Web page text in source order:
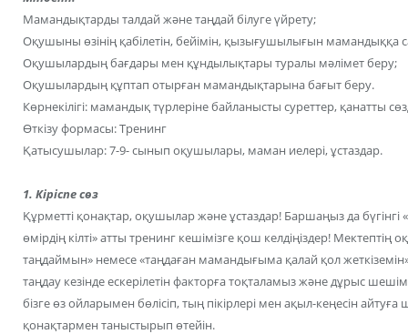
Мамандықтарды талдай және таңдай білуге үйрету;
Оқушыны өзінің қабілетін, бейімін, қызығушылығын мамандыққа
Оқушылардың бағдары мен құндылықтары туралы мәлімет беру;
Оқушылардың құптап отырған мамандықтарына бағыт беру.
Көрнекілігі: мамандық түрлеріне байланысты суреттер, қанатты
Өткізу формасы: Тренинг
Қатысушылар: 7-9- сынып оқушылары, маман иелері, ұстаздар.
1. Кіріспе сөз
Құрметті қонақтар, оқушылар және ұстаздар! Баршаңыз да
өмірдің кілті» атты тренинг кешімізге қош келдіңіздер!
таңдаймын» немесе «таңдаған мамандығыма қалай қол
таңдау кезінде ескерілетін факторға тоқталамыз және дұрыс
бізге өз ойларымен бөлісіп, тың пікірлері мен ақыл-кеңесін
қонақтармен таныстырып өтейін.